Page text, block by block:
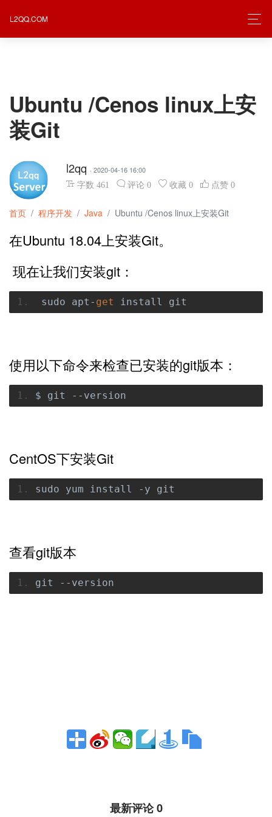
L2QQ.COM
Ubuntu /Cenos linux上安
装Git
l2qq · 2020-04-16 16:00
字数 461 评论 0 收藏 0 点赞 0
首页 程序开发 Java Ubuntu /Cenos linux上安装Git
在Ubuntu 18.04上安装Git。
现在让我们安装git：
sudo apt - get install git
使用以下命令来检查已安装的git版本：
$ git -- version
CentOS下安装Git
sudo yum install - y git
查看git版本
git -- version
最新评论 0